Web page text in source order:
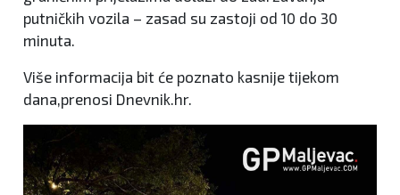
putničkih vozila – zasad su zastoji od 10 do 30
minuta.
Više informacija bit će poznato kasnije tijekom
dana,prenosi Dnevnik.hr.